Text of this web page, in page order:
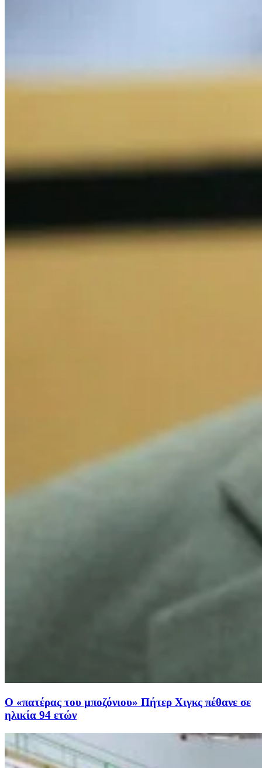
Ο «πατέρας του μποζόνιου» Πήτερ Χιγκς πέθανε σε
ηλικία 94 ετών